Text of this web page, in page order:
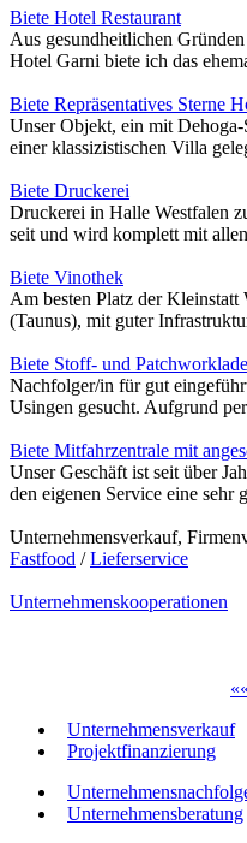
Biete Hotel Restaurant
Aus gesundheitlichen
Hotel Garni biete ich das
Biete Repräsentatives Sterne
Unser Objekt, ein mit Dehoga-
einer klassizistischen Villa
Biete Druckerei
Druckerei in Halle Westfalen
seit und wird komplett mit
Biete Vinothek
Am besten Platz der Kleinstatt
(Taunus), mit guter
Biete Stoff- und
Nachfolger/in für gut
Usingen gesucht. Aufgrund
Biete Mitfahrzentrale mit
Unser Geschäft ist seit über
den eigenen Service eine sehr
Unternehmensverkauf,
Fastfood /Lieferservice
Unternehmenskooperationen
««
Unternehmensverkauf
Projektfinanzierung
Unternehmensberatung